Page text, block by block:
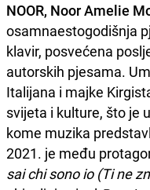
NOOR, Noor Amelie
osamnaestogodišnja
klavir, posvećena
autorskih pjesama.
Italijana i majke
svijeta i kulture, što je
kome muzika
2021. je među
sai chi sono io (Ti ne